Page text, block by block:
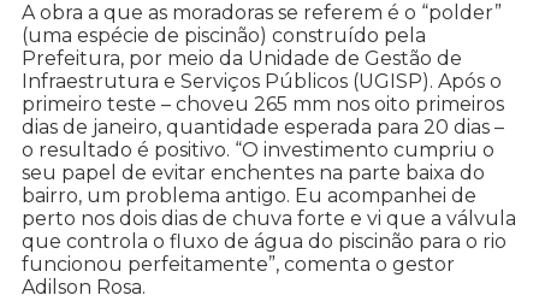
A obra a que as moradoras se referem é o “polder”
(uma espécie de piscinão) construído pela
Prefeitura, por meio da Unidade de Gestão de
Infraestrutura e Serviços Públicos (UGISP). Após o
primeiro teste – choveu 265 mm nos oito primeiros
dias de janeiro, quantidade esperada para 20 dias –
o resultado é positivo. “O investimento cumpriu o
seu papel de evitar enchentes na parte baixa do
bairro, um problema antigo. Eu acompanhei de
perto nos dois dias de chuva forte e vi que a válvula
que controla o fluxo de água do piscinão para o rio
funcionou perfeitamente”, comenta o gestor
Adilson Rosa.